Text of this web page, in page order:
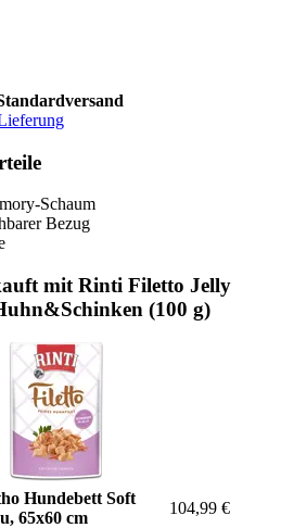
Schaum
Bezug
mit Rinti Filetto Jelly
(100 g)
Hundebett Soft
65x60 cm
104,99 €